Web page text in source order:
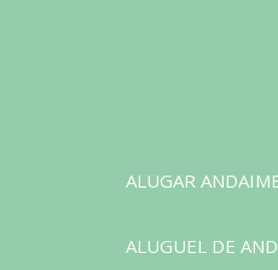
ALUGAR
ALUGUEL DE